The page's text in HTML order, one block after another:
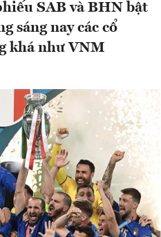
SAB và BHN bật
sáng nay các cổ
khá như VNM